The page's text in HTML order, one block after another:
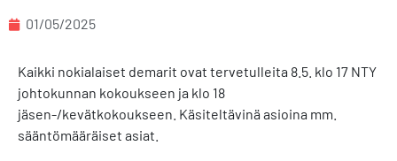
01/05/2025
Kaikki nokialaiset demarit ovat tervetulleita 8.5. klo 17 NTY
johtokunnan kokoukseen ja klo 18
jäsen-/kevätkokoukseen. Käsiteltävinä asioina mm.
sääntömääräiset asiat.